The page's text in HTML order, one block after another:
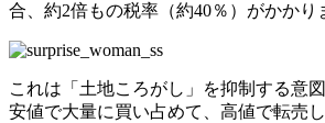
合、約2倍もの税率（約40％）がかかり
これは「土地ころがし」を抑制する意
安値で大量に買い占めて、高値で転売